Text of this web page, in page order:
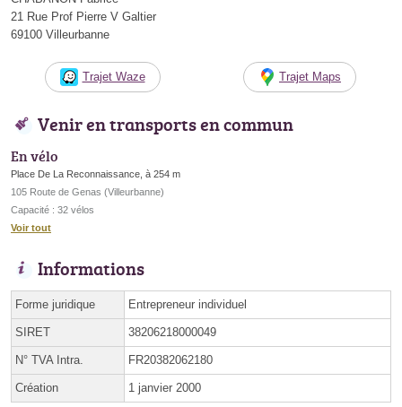
21 Rue Prof Pierre V Galtier
69100 Villeurbanne
Trajet Waze Trajet Maps
Venir en transports en commun
En vélo
Place De La Reconnaissance, à 254 m
105 Route de Genas (Villeurbanne)
Capacité : 32 vélos
Voir tout
Informations
Forme juridique Entrepreneur individuel
SIRET 38206218000049
N° TVA Intra. FR20382062180
Création 1 janvier 2000